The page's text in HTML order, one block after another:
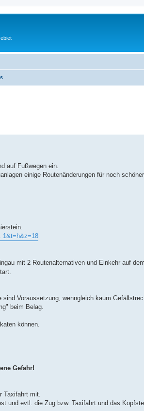
auf Fußwegen ein.
einige Routenänderungen für noch
1&t=h&z=18
mit 2 Routenalternativen und Einkehr auf dem
Voraussetzung, wenngleich kaum
beim Belag.
können.
Gefahr!
Taxifahrt mit.
und evtl. die Zug bzw. Taxifahrt.und das